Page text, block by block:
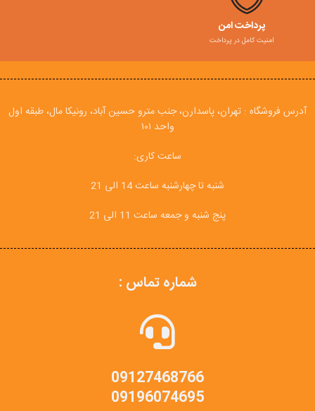
پرداخت امن
امنیت کامل در پرداخت
آدرس فروشگاه : تهران، پاسدارن، جنب مترو حسین آباد، رونیکا مال، طبقه اول
واحد ۱۰۱
ساعت کاری:
شنبه تا چهارشنبه ساعت 14 الی 21
پنج شنبه و جمعه ساعت 11 الی 21
شماره تماس :
09127468766
09196074695